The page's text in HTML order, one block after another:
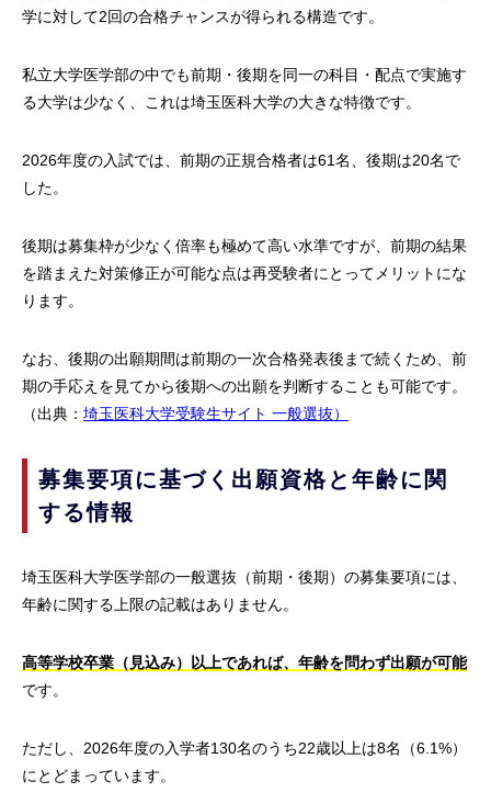
学に対して2回の合格チャンスが得られる構造です。
私立大学医学部の中でも前期・後期を同一の科目・配点で実施す
る大学は少なく、これは埼玉医科大学の大きな特徴です。
2026年度の入試では、前期の正規合格者は61名、後期は20名で
した。
後期は募集枠が少なく倍率も極めて高い水準ですが、前期の結果
を踏まえた対策修正が可能な点は再受験者にとってメリットにな
ります。
なお、後期の出願期間は前期の一次合格発表後まで続くため、前
期の手応えを見てから後期への出願を判断することも可能です。
（出典： 埼玉医科大学受験生サイト 一般選抜）
募集要項に基づく出願資格と年齢に関
する情報
埼玉医科大学医学部の一般選抜（前期・後期）の募集要項には、
年齢に関する上限の記載はありません。
高等学校卒業（見込み）以上であれば、年齢を問わず出願が可能
です。
ただし、2026年度の入学者130名のうち22歳以上は8名（6.1%）
にとどまっています。